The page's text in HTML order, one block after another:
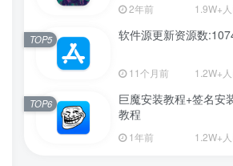
2年前 1.9W+
软件源更新资源数
11个月前 1.2W+
TOP5
巨魔安装教程+签名安
教程
1年前 1.2W+
TOP6